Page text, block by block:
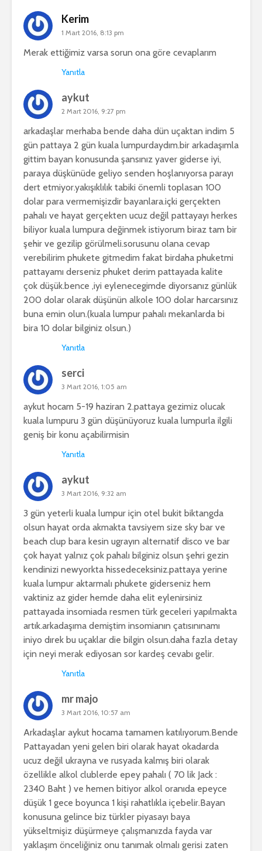
Kerim
1 Mart 2016, 8:13 pm
Merak ettiğimiz varsa sorun ona göre cevaplarım
Yanıtla
aykut
2 Mart 2016, 9:27 pm
arkadaşlar merhaba bende daha dün uçaktan indim 5
gün pattaya 2 gün kuala lumpurdaydım.bir arkadaşımla
gittim bayan konusunda şansınız yaver giderse iyi,
paraya düşkünüde geliyo senden hoşlanıyorsa parayı
dert etmiyor.yakışıklılık tabiki önemli toplasan 100
dolar para vermemişizdir bayanlara.içki gerçekten
pahalı ve hayat gerçekten ucuz değil pattayayı herkes
biliyor kuala lumpura değinmek istiyorum biraz tam bir
şehir ve gezilip görülmeli.sorusunu olana cevap
verebilirim phukete gitmedim fakat birdaha phuketmi
pattayamı derseniz phuket derim pattayada kalite
çok düşük.bence ,iyi eylenecegimde diyorsanız günlük
200 dolar olarak düşünün alkole 100 dolar harcarsınız
buna emin olun.(kuala lumpur pahalı mekanlarda bi
bira 10 dolar bilginiz olsun.)
Yanıtla
serci
3 Mart 2016, 1:05 am
aykut hocam 5-19 haziran 2.pattaya gezimiz olucak
kuala lumpuru 3 gün düşünüyoruz kuala lumpurla ilgili
geniş bir konu açabilirmisin
Yanıtla
aykut
3 Mart 2016, 9:32 am
3 gün yeterli kuala lumpur için otel bukit biktangda
olsun hayat orda akmakta tavsiyem size sky bar ve
beach clup bara kesin ugrayın alternatif disco ve bar
çok hayat yalnız çok pahalı bilginiz olsun şehri gezin
kendinizi newyorkta hissedeceksiniz.pattaya yerine
kuala lumpur aktarmalı phukete giderseniz hem
vaktiniz az gider hemde daha elit eylenirsiniz
pattayada insomiada resmen türk geceleri yapılmakta
artık.arkadaşıma demiştim insomianın çatısınınamı
iniyo dırek bu uçaklar die bilgin olsun.daha fazla detay
için neyi merak ediyosan sor kardeş cevabı gelir.
Yanıtla
mr majo
3 Mart 2016, 10:57 am
Arkadaşlar aykut hocama tamamen katılıyorum.Bende
Pattayadan yeni gelen biri olarak hayat okadarda
ucuz değil ukrayna ve rusyada kalmış biri olarak
özellikle alkol clublerde epey pahalı ( 70 lik Jack :
2340 Baht ) ve hemen bitiyor alkol oranıda epeyce
düşük 1 gece boyunca 1 kişi rahatlıkla içebelir.Bayan
konusuna gelince biz türkler piyasayı baya
yükseltmişiz düşürmeye çalışmanızda fayda var
yaklaşım önceliğiniz onu tanımak olmalı gerisi zaten